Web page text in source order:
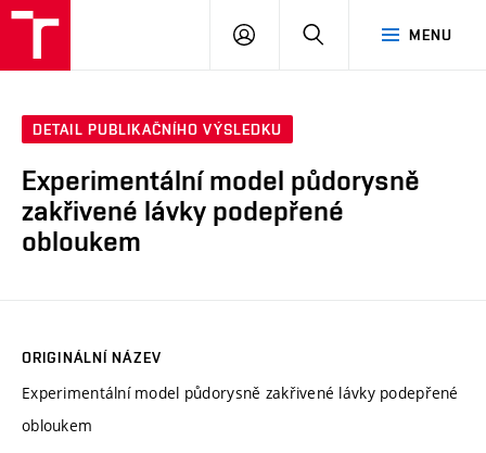
MENU
PŘIHLÁSIT
DETAIL PUBLIKAČNÍHO VÝSLEDKU
Experimentální model půdorysně
zakřivené lávky podepřené
obloukem
ORIGINÁLNÍ NÁZEV
Experimentální model půdorysně zakřivené lávky podepřené
obloukem